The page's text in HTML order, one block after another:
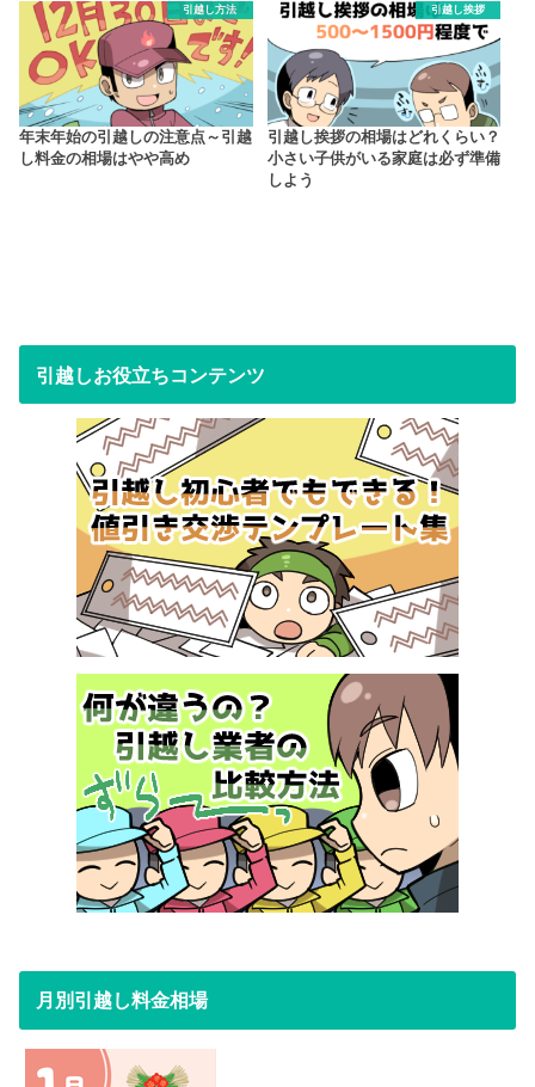
引越し方法
年末年始の引越しの注意点～引越
し料金の相場はやや高め
引越し挨拶
引越し挨拶の相場はどれくらい？
小さい子供がいる家庭は必ず準備
しよう
引越しお役立ちコンテンツ
月別引越し料金相場